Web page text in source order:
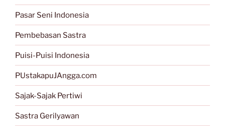
Pasar Seni Indonesia
Pembebasan Sastra
Puisi-Puisi Indonesia
PUstakapuJAngga.com
Sajak-Sajak Pertiwi
Sastra Gerilyawan